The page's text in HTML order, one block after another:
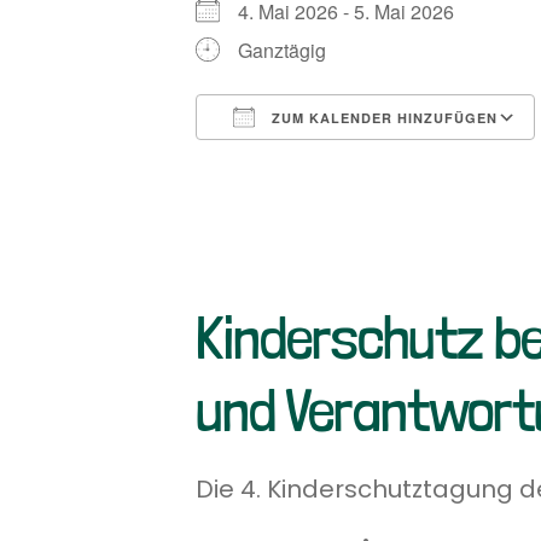
4. Mai 2026 - 5. Mai 2026
Ganztägig
ZUM KALENDER HINZUFÜGEN
Kinderschutz
und
Die 4. Kinderschutztagung